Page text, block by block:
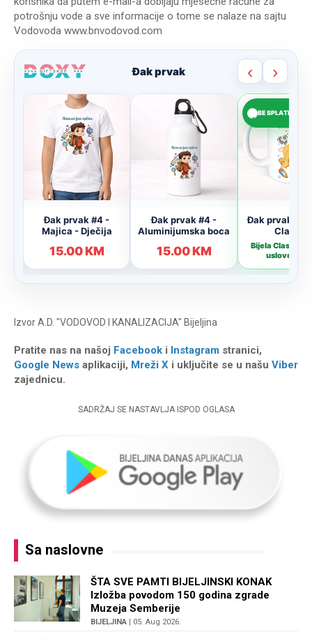
potrošnju vode a sve informacije o tome se nalaze na sajtu
Vodovoda www.bnvodovod.com
IzvorA.D. "VODOVOD I KANALIZACIJA" Bijeljina
Pratite nas na našoj Facebook i Instagram stranici,
Google News aplikaciji, Mreži X i uključite se u našu Viber
zajednicu.
SADRŽAJ SE NASTAVLJA ISPOD OGLASA
Sa naslovne
ŠTA SVE PAMTI BIJELJINSKI KONAK
Izložba povodom 150 godina zgrade
Muzeja Semberije
BIJELJINA | 05. Aug 2026.